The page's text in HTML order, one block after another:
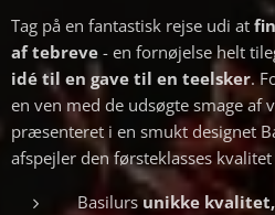
Tag på en fantastisk rejse udi at
af tebreve - en fornøjelse helt
idé til en gave til en teelsker.
en ven med de udsøgte smage af
præsenteret i en smukt designet
afspejler den førsteklasses
Basilurs unikke